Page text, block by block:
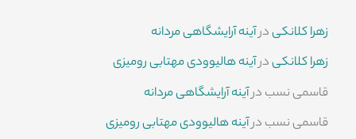
زهرا کلانکیدرآینه آرایشگاهی مردانه
زهرا کلانکیدرآینه هالیوودی مهتابی رومیزی
قاسمی نسبدرآینه آرایشگاهی مردانه
قاسمی نسبدرآینه هالیوودی مهتابی رومیزی